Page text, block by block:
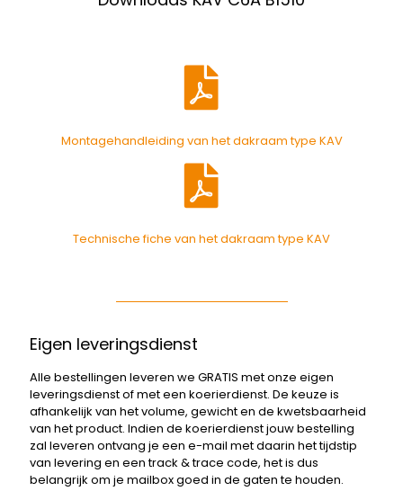
Montagehandleiding van het dakraam type KAV
Technische fiche van het dakraam type KAV
Eigen leveringsdienst
Alle bestellingen leveren we GRATIS met onze eigen
leveringsdienst of met een koerierdienst. De keuze is
afhankelijk van het volume, gewicht en de kwetsbaarheid
van het product. Indien de koerierdienst jouw bestelling
zal leveren ontvang je een e-mail met daarin het tijdstip
van levering en een track & trace code, het is dus
belangrijk om je mailbox goed in de gaten te houden.